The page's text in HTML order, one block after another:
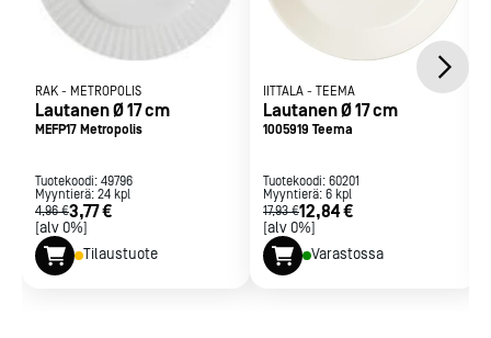
RAK - METROPOLIS
Lautanen Ø 17 cm
MEFP17 Metropolis
Tuotekoodi: 49796
Myyntierä: 24 kpl
4,96 €3,77 €
[alv 0%]
Tilaustuote
IITTALA - TEEMA
Lautanen Ø 17 cm
1005919 Teema
Tuotekoodi: 60201
Myyntierä: 6 kpl
17,93 €12,84 €
[alv 0%]
Varastossa